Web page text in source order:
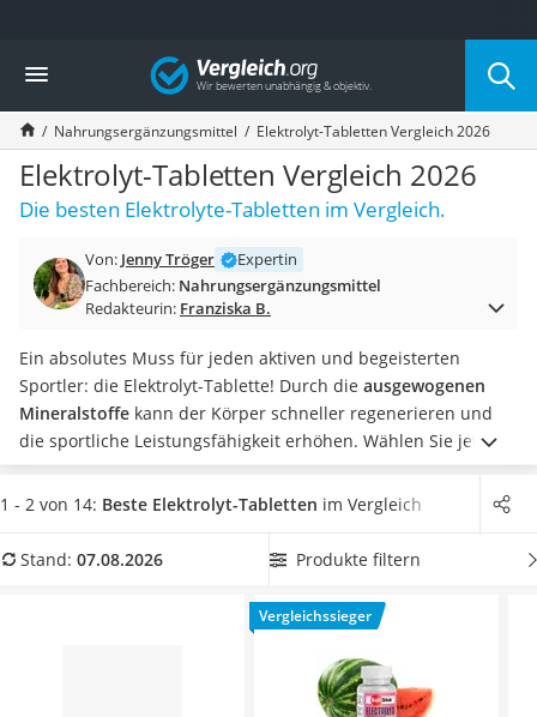
Die beliebtesten Vergleiche nach Kategorie
Drogerie
Inhalator
Haarschneider
Rollator
Braun Rasierer
Katzenklappe (Chip)
Masturbator
Massagepistole
Reisehaartrockner
Eiweißpulver
Magnesiumpräparat
Katzenklappe
Nackenmassagegerät
Zeckenschutz Katze
Philips-Sonicare-Zahnbürste
Vergleich
Nahrungsergänzungsmittel Elektrolyt-Tabletten Vergleich 2026
Elektrolyt-Tabletten Vergleich 2026
Die besten Elektrolyte-Tabletten im Vergleich.
Von: Jenny Tröger
Expertin
Fachbereich: Nahrungsergänzungsmittel
Redakteurin: Franziska B.
Ein absolutes Muss für jeden aktiven und begeisterten
Sportler: die Elektrolyt-Tablette! Durch die ausgewogenen
Mineralstoffe kann der Körper schneller regenerieren und
die sportliche Leistungsfähigkeit erhöhen. Wählen Sie jetzt
aus unserer Tabelle Ihre perfekten Elektrolyt-Tabletten in
Form von Brausetabletten oder Kapseln aus und machen Sie
wichtigen Inhaltsstoffen wie
Vitaminen oder Kupfer
Saltstick Elektrolyt-Kautabletten* mit seinen
1 - 2 von 14: Beste Elektrolyt-Tabletten im Vergleich
Stand: 07.08.2026 Produkte filtern
Vergleichssieger